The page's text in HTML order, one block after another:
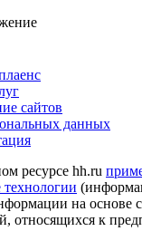
сайтов
данных
ресурсе hh.ru
технологии
на основе
относящихся к